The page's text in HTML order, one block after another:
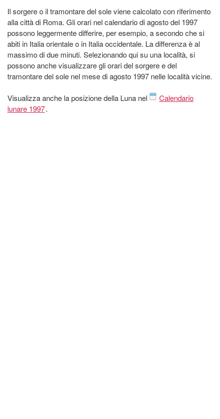
Il sorgere o il tramontare del sole viene calcolato con riferimento
alla città di Roma. Gli orari nel calendario di agosto del 1997
possono leggermente differire, per esempio, a secondo che si
abiti in Italia orientale o in Italia occidentale. La differenza è al
massimo di due minuti. Selezionando qui su una località, si
possono anche visualizzare gli orari del sorgere e del
tramontare del sole nel mese di agosto 1997 nelle località vicine.
Visualizza anche la posizione della Luna nel
Calendario
lunare 1997.